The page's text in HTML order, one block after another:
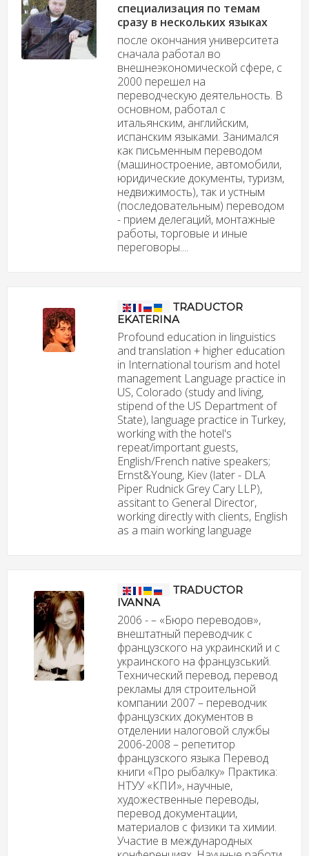
специализация по темам
сразу в нескольких языках
после окончания университета
сначала работал во
внешнеэкономической сфере, с
2000 перешел на
переводческую деятельность. В
основном, работал с
итальянским, английским,
испанским языками. Занимался
как письменным переводом
(машиностроение, автомобили,
юридические документы, туризм,
недвижимость), так и устным
(последовательным) переводом
- прием делегаций, монтажные
работы, торговые и иные
переговоры....
TRADUCTOR
EKATERINA
Profound education in linguistics
and translation + higher education
in International tourism and hotel
management Language practice in
US, Colorado (study and living,
stipend of the US Department of
State), language practice in Turkey,
working with the hotel's
repeat/important guests,
English/French native speakers;
Ernst&Young, Kiev (later - DLA
Piper Rudnick Grey Cary LLP),
assitant to General Director,
working directly with clients, English
as a main working language
TRADUCTOR
IVANNA
2006 - – «Бюро переводов»,
внештатный переводчик с
французского на украинский и с
украинского на французський.
Технический перевод, перевод
рекламы для строительной
компании 2007 – переводчик
французских документов в
отделении налоговой службы
2006-2008 – репетитор
французского языка Перевод
книги «Про рыбалку» Практика:
НТУУ «КПИ», научные,
художественные переводы,
перевод документации,
материалов с физики та химии.
Участие в международных